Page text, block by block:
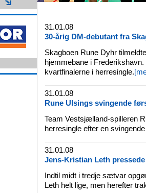
31.01.08
30-årig DM-debutant fra
Skagboen Rune Dyhr
hjemmebane i
kvartfinalerne i herresingle.
31.01.08
Rune Ulsings svingende
Team Vestsjælland-spilleren
herresingle efter en
31.01.08
Jens-Kristian Leth
Indtil midt i tredje sætvar
Leth helt lige, men herefter